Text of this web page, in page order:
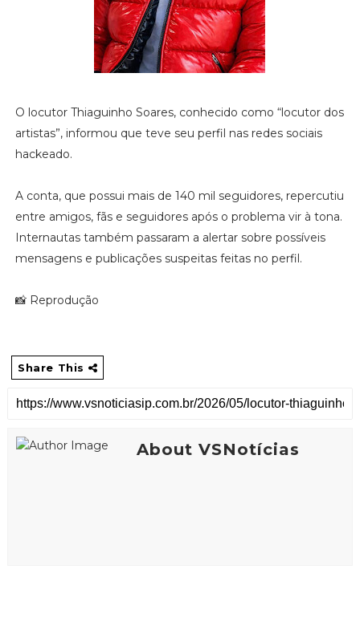
O locutor Thiaguinho Soares, conhecido como “locutor dos
artistas”, informou que teve seu perfil nas redes sociais
hackeado.
A conta, que possui mais de 140 mil seguidores, repercutiu
entre amigos, fãs e seguidores após o problema vir à tona.
Internautas também passaram a alertar sobre possíveis
mensagens e publicações suspeitas feitas no perfil.
📸 Reprodução
Share This
About VSNotícias